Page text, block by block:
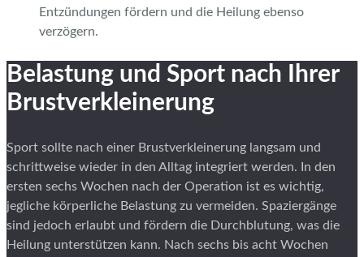
Entzündungen fördern und die Heilung ebenso
verzögern.
Belastung und Sport nach Ihrer
Brustverkleinerung
Sport sollte nach einer Brustverkleinerung langsam und
schrittweise wieder in den Alltag integriert werden. In den
ersten sechs Wochen nach der Operation ist es wichtig,
jegliche körperliche Belastung zu vermeiden. Spaziergänge
sind jedoch erlaubt und fördern die Durchblutung, was die
Heilung unterstützen kann. Nach sechs bis acht Wochen